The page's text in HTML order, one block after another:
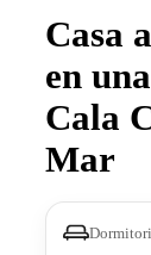
Casa
en
Cala
Mar